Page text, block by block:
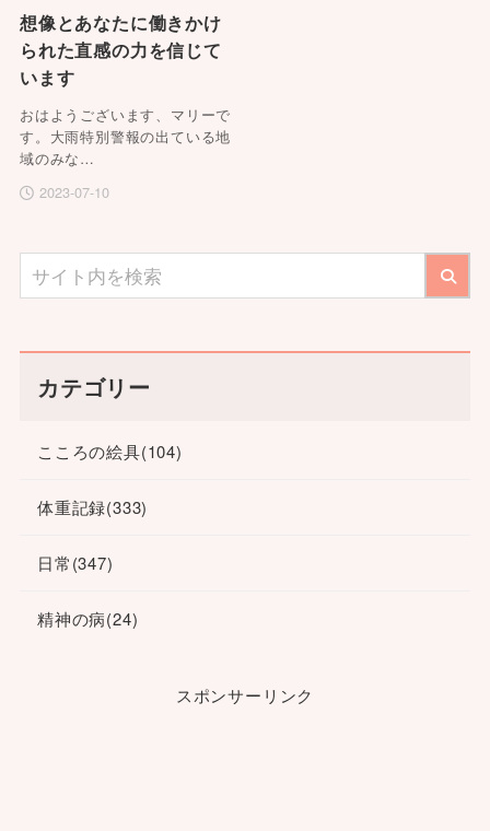
想像とあなたに働きかけ
られた直感の力を信じて
います
おはようございます、マリーで
す。大雨特別警報の出ている地
域のみな…
2023-07-10
カテゴリー
こころの絵具(104)
体重記録(333)
日常(347)
精神の病(24)
スポンサーリンク